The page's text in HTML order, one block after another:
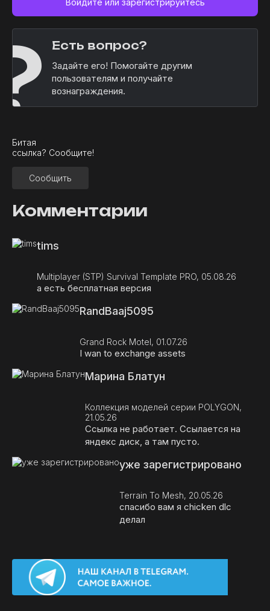
Войдите или зарегистрируйтесь
Есть вопрос?
Задайте его! Помогайте другим
пользователям и получайте
вознаграждения.
Битая
ссылка? Сообщите!
Сообщить
Комментарии
tims
Multiplayer (STP) Survival Template PRO, 05.08.26
а есть бесплатная версия
RandBaaj5095
Grand Rock Motel, 01.07.26
I wan to exchange assets
Марина Блатун
Коллекция моделей серии POLYGON,
21.05.26
Ссылка не работает. Ссылается на
яндекс диск, а там пусто.
уже зарегистрировано
Terrain To Mesh, 20.05.26
спасибо вам я chicken dlc
делал